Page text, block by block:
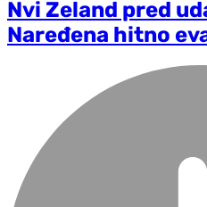
Nvi Zeland pred
Naređena hitno